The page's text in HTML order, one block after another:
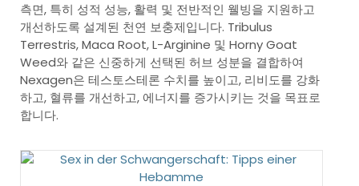
측면, 특히 성적 성능, 활력 및 전반적인 웰빙을 지원하고
개선하도록 설계된 천연 보충제입니다. Tribulus
Terrestris, Maca Root, L-Arginine 및 Horny Goat
Weed와 같은 신중하게 선택된 허브 성분을 결합하여
Nexagen은 테스토스테론 수치를 높이고, 리비도를 강화
하고, 혈류를 개선하고, 에너지를 증가시키는 것을 목표로
합니다.